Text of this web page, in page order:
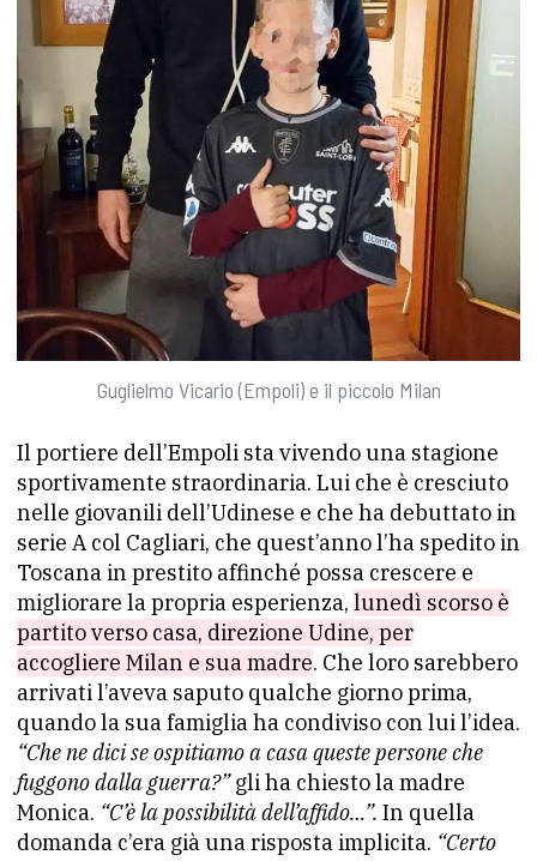
Guglielmo Vicario (Empoli) e il piccolo Milan
Il portiere dell’Empoli sta vivendo una stagione
sportivamente straordinaria. Lui che è cresciuto
nelle giovanili dell’Udinese e che ha debuttato in
serie A col Cagliari, che quest’anno l’ha spedito in
Toscana in prestito affinché possa crescere e
migliorare la propria esperienza, lunedì scorso è
partito verso casa, direzione Udine, per
accogliere Milan e sua madre. Che loro sarebbero
arrivati l’aveva saputo qualche giorno prima,
quando la sua famiglia ha condiviso con lui l’idea.
“Che ne dici se ospitiamo a casa queste persone che
fuggono dalla guerra?”gli ha chiesto la madre
Monica. “C’è la possibilità dell’affido…”. In quella
domanda c’era già una risposta implicita. “Certo